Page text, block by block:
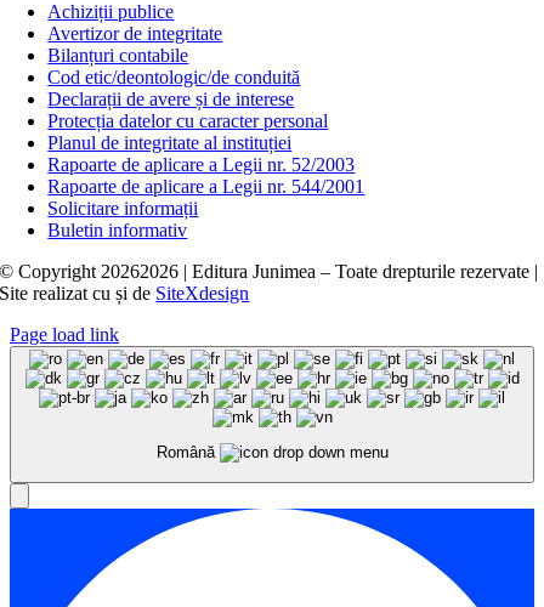
Achiziții publice
Avertizor de integritate
Bilanțuri contabile
Cod etic/deontologic/de conduită
Declarații de avere și de interese
Protecția datelor cu caracter personal
Planul de integritate al instituției
Rapoarte de aplicare a Legii nr. 52/2003
Rapoarte de aplicare a Legii nr. 544/2001
Solicitare informații
Buletin informativ
© Copyright 20262026 | Editura Junimea – Toate drepturile rezervate |
Site realizat cușide SiteXdesign
Page load link
Română